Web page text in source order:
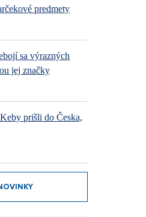
predmety
sa výrazných
jej značky
prišli do Česka,